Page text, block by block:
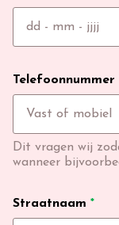
Telefoonnummer
Dit vragen wij
wanneer
Straatnaam *